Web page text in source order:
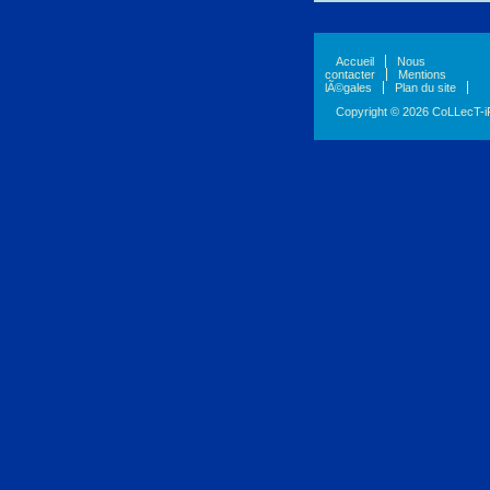
Accueil
Nous
contacter
Mentions
lÃ©gales
Plan du site
Copyright © 2026 CoLLecT-